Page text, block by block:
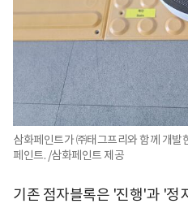
삼화페인트가 ㈜태그프리와 함께 개발
페인트. /삼화페인트 제공
기존 점자블록은 '진행'과 '정